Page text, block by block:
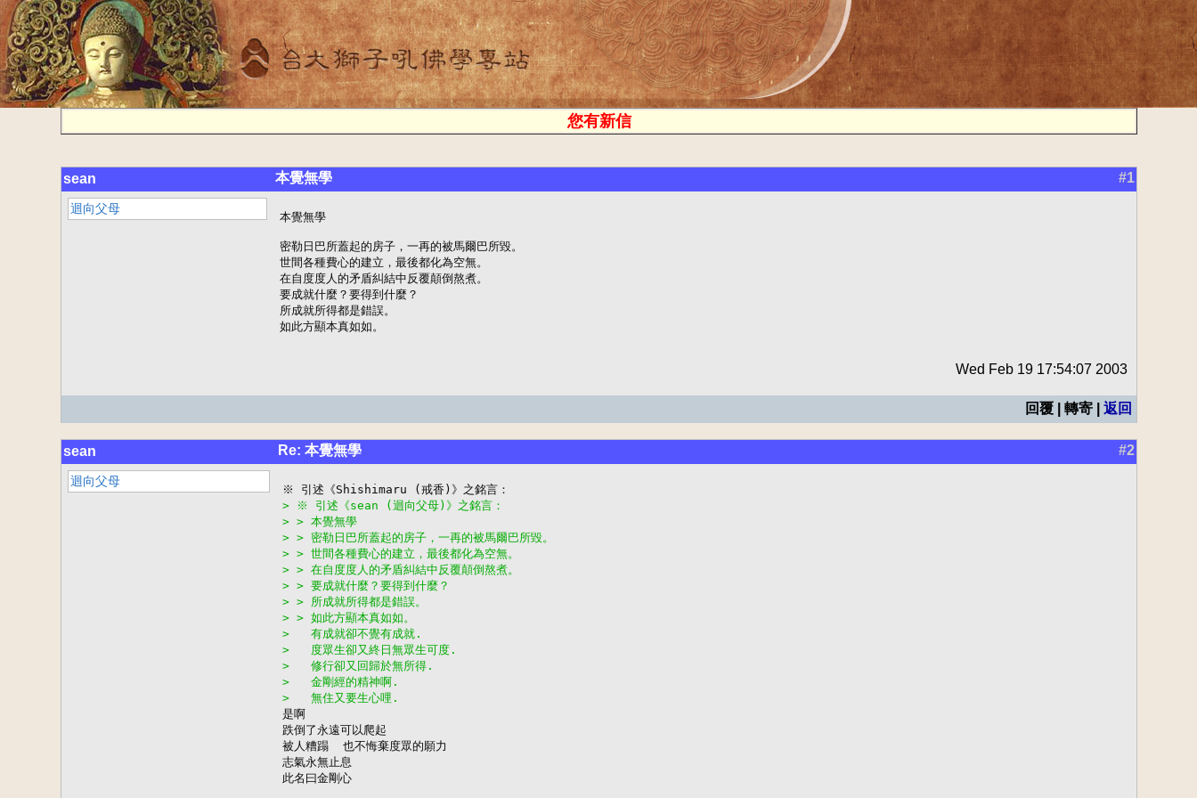
您有新信
sean 本覺無學 #1
迴向父母
本覺無學
密勒日巴所蓋起的房子，一再的被馬爾巴所毀。
世間各種費心的建立，最後都化為空無。
在自度度人的矛盾糾結中反覆顛倒熬煮。
要成就什麼？要得到什麼？
所成就所得都是錯誤。
如此方顯本真如如。
Wed Feb 19 17:54:07 2003
回覆 | 轉寄 | 返回
sean Re: 本覺無學 #2
迴向父母
> ※ 引述《sean (迴向父母)》之銘言：
> > 本覺無學
> > 密勒日巴所蓋起的房子，一再的被馬爾巴所毀。
> > 世間各種費心的建立，最後都化為空無。
> > 在自度度人的矛盾糾結中反覆顛倒熬煮。
> > 要成就什麼？要得到什麼？
> > 所成就所得都是錯誤。
> > 如此方顯本真如如。
>   有成就卻不覺有成就.
>   度眾生卻又終日無眾生可度.
>   修行卻又回歸於無所得.
>   金剛經的精神啊.
>   無住又要生心哩.
是啊
跌倒了永遠可以爬起
被人糟蹋  也不悔棄度眾的願力
志氣永無止息
此名曰金剛心